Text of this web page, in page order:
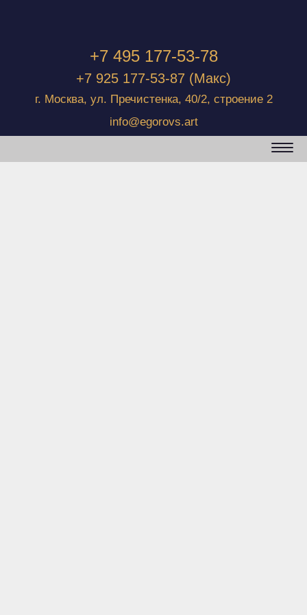
+7 495 177-53-78
+7 925 177-53-87 (Макс)
г. Москва, ул. Пречистенка, 40/2, строение 2
info@egorovs.art